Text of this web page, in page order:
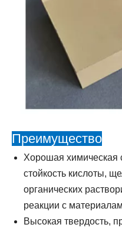
Преимущество
Хорошая химическая
стойкость кислоты,
органических
реакции с
Высокая твердость,